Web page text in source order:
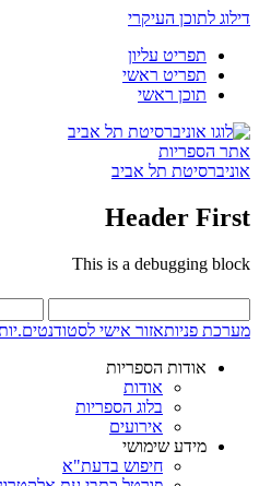
דילוג לתוכן העיקרי
תפריט עליון
תפריט ראשי
תוכן ראשי
אתר הספריות
אוניברסיטת תל אביב
Header First
This is a debugging block
מערכת פניותאזור אישי
אודות הספריות
אודות
בלוג הספריות
אירועים
מידע שימושי
חיפוש בדעת"א